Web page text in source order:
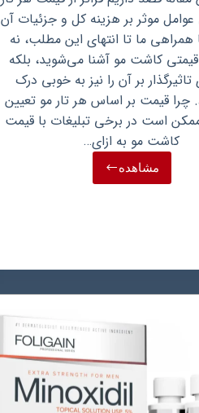
موثر بر هزینه کل و جزئیات آن
همراهی ما تا انتهای این مطلب، نه
قیمتی کاشت مو آشنا می‌شوید، بلکه
تاثیرگذار بر آن را نیز به خوبی درک
چرا قیمت بر اساس هر تار مو تعیین
است در برخی تبلیغات با قیمت
کاشت مو به ازای…
مشاهدهقیمت
است؟